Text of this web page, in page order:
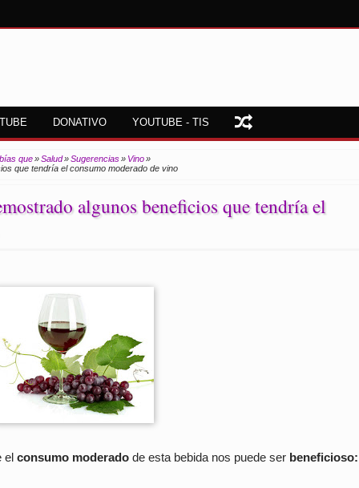
DONATIVO YOUTUBE - TIS
que»Salud»Sugerencias» Vino»
que tendría el consumo moderado de vino
algunos beneficios que tendría el
el consumo moderado de esta bebida nos puede ser beneficioso: